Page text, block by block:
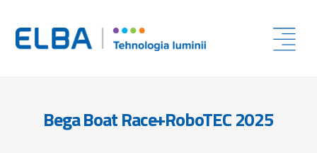
Bega Boat Race+RoboTEC 2025